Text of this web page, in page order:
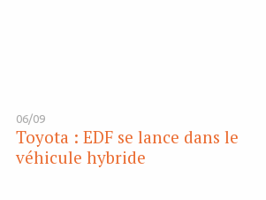
06/09
Toyota : EDF se lance dans le
véhicule hybride